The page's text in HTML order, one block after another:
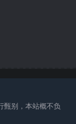
甄别，本站概不负